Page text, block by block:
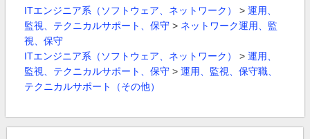
ITエンジニア系（ソフトウェア、ネットワーク） > 運用、
監視、テクニカルサポート、保守 > ネットワーク運用、監
視、保守
ITエンジニア系（ソフトウェア、ネットワーク）
> 運用、
監視、テクニカルサポート、保守 > 運用、監視、保守職、
テクニカルサポート（その他）